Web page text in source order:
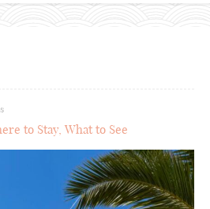
to Stay, What to See